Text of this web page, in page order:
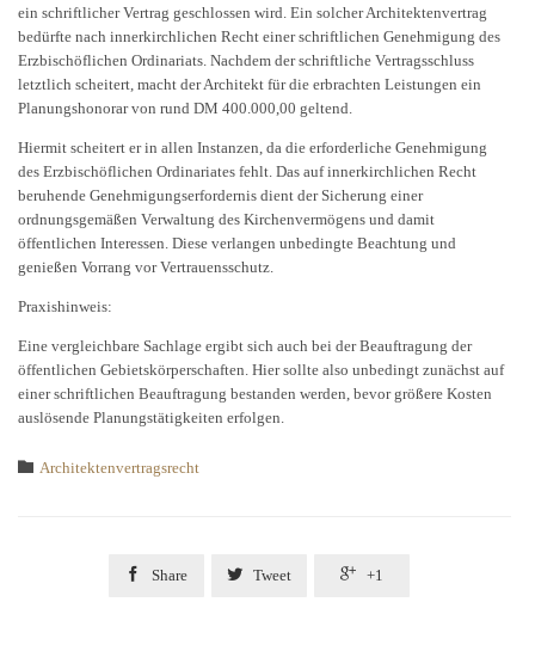
ein schriftlicher Vertrag geschlossen wird. Ein solcher Architektenvertrag
bedürfte nach innerkirchlichen Recht einer schriftlichen Genehmigung des
Erzbischöflichen Ordinariats. Nachdem der schriftliche Vertragsschluss
letztlich scheitert, macht der Architekt für die erbrachten Leistungen ein
Planungshonorar von rund DM 400.000,00 geltend.
Hiermit scheitert er in allen Instanzen, da die erforderliche Genehmigung
des Erzbischöflichen Ordinariates fehlt. Das auf innerkirchlichen Recht
beruhende Genehmigungserfordernis dient der Sicherung einer
ordnungsgemäßen Verwaltung des Kirchenvermögens und damit
öffentlichen Interessen. Diese verlangen unbedingte Beachtung und
genießen Vorrang vor Vertrauensschutz.
Praxishinweis:
Eine vergleichbare Sachlage ergibt sich auch bei der Beauftragung der
öffentlichen Gebietskörperschaften. Hier sollte also unbedingt zunächst auf
einer schriftlichen Beauftragung bestanden werden, bevor größere Kosten
auslösende Planungstätigkeiten erfolgen.
 Category
Architektenvertragsrecht
 Share  Tweet  +1